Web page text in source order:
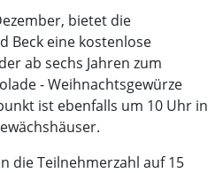
bietet die
Beck eine kostenlose
ab sechs Jahren zum
- Weihnachtsgewürze
ist ebenfalls um 10 Uhr in
die Teilnehmerzahl auf 15